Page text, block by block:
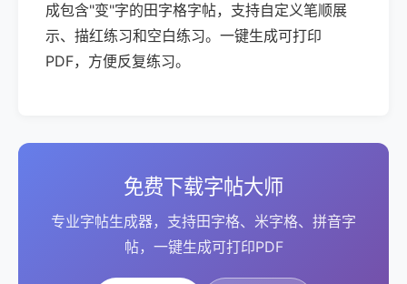
成包含"变"字的田字格字帖，支持自定义笔顺展
示、描红练习和空白练习。一键生成可打印
PDF，方便反复练习。
免费下载字帖大师
专业字帖生成器，支持田字格、米字格、拼音字
帖，一键生成可打印PDF